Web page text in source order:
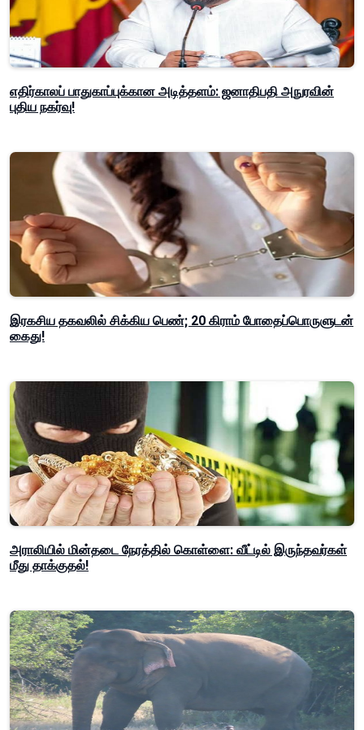
எதிர்காலப் பாதுகாப்புக்கான அடித்தளம்: ஜனாதிபதி அநுரவின்
புதிய நகர்வு!
இரகசிய தகவலில் சிக்கிய பெண்; 20 கிராம் போதைப்பொருளுடன்
கைது!
அராலியில் மின்தடை நேரத்தில் கொள்ளை: வீட்டில் இருந்தவர்கள்
மீது தாக்குதல்!